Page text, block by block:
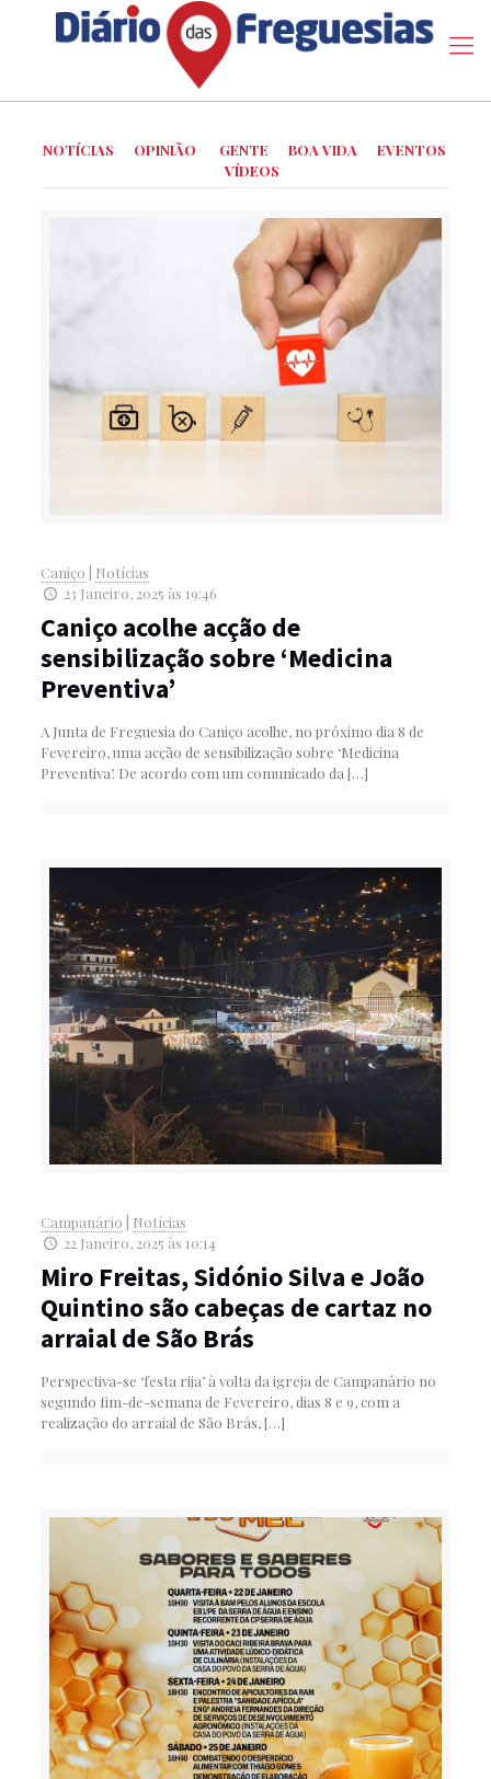
NOTÍCIAS OPINIÃO GENTE BOA VIDA
EVENTOS
VÍDEOS
Caniço
Notícias
23 Janeiro, 2025 às 19:46
Caniço acolhe acção de
sensibilização sobre ‘Medicina
Preventiva’
A Junta de Freguesia do Caniço acolhe, no próximo dia 8 de
Fevereiro, uma acção de sensibilização sobre ‘Medicina
Preventiva’. De acordo com um comunicado da […]
Campanário
Notícias
22 Janeiro, 2025 às 10:14
Miro Freitas, Sidónio Silva e João
Quintino são cabeças de cartaz no
arraial de São Brás
Perspectiva-se ‘festa rija’ à volta da igreja de Campanário no
segundo fim-de-semana de Fevereiro, dias 8 e 9, com a
realização do arraial de São Brás,[…]